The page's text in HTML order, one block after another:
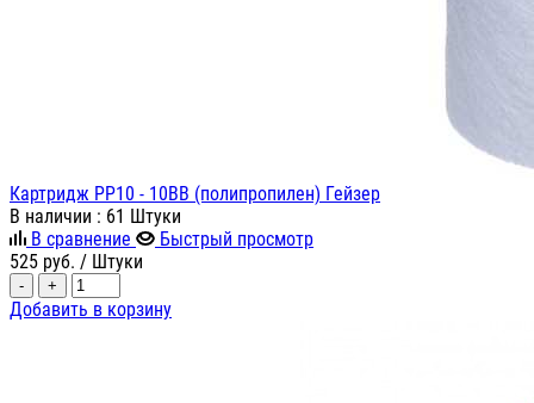
Картридж PP10 - 10ВВ (полипропилен) Гейзер
В наличии : 61 Штуки
В сравнение
Быстрый просмотр
525 руб. / Штуки
- +
Добавить в корзину